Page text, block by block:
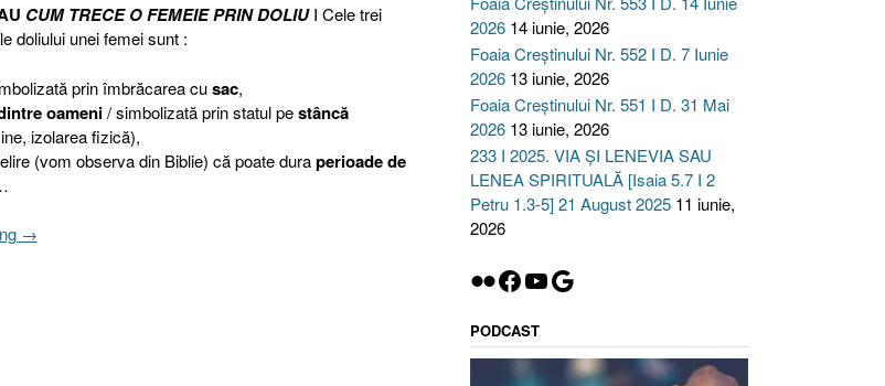
CUM TRECE O FEMEIE PRIN DOLIUI Cele trei
doliului unei femei sunt :
prin îmbrăcarea cusac,
oameni/ simbolizată prin statul pestâncă
izolarea fizică),
(vom observa din Biblie) că poate duraperioade de
„Doliul
→
2026 14 iunie, 2026
Foaia Creștinului Nr. 552 I D. 7 Iunie
2026 13 iunie, 2026
Foaia Creștinului Nr. 551 I D. 31 Mai
2026 13 iunie, 2026
233 I 2025. VIA ȘI LENEVIA SAU
LENEA SPIRITUALĂ [Isaia 5.7 I 2
Petru 1.3-5] 21 August 2025 11 iunie,
2026
Flickr
Facebook
YouTube
Google
PODCAST